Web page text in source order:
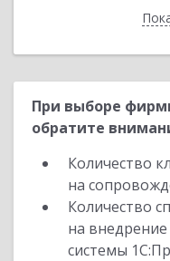
При выборе
обратите
Количество
на
Количество
на
системы